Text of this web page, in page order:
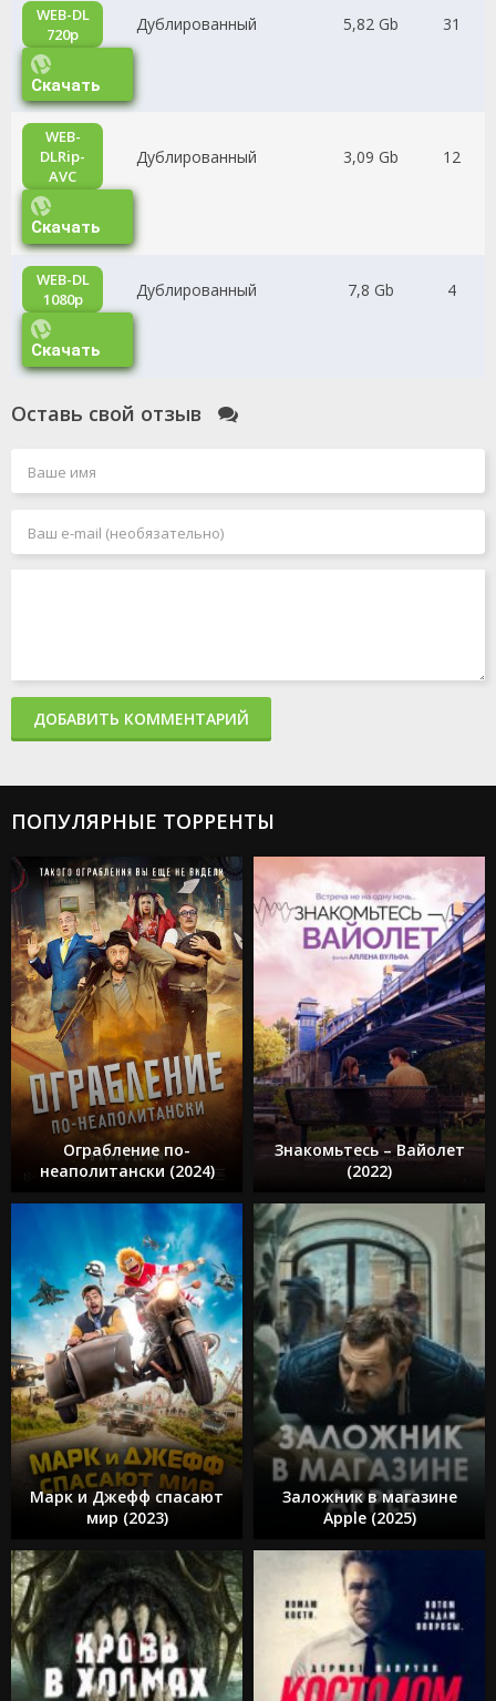
WEB-DL
720p
Дублированный 5,82 Gb 31
Скачать
WEB-
DLRip-
AVC
Дублированный 3,09 Gb 12
Скачать
WEB-DL
1080p
Дублированный 7,8 Gb 4
Скачать
Оставь свой отзыв
ДОБАВИТЬ КОММЕНТАРИЙ
ПОПУЛЯРНЫЕ ТОРРЕНТЫ
Ограбление по-
неаполитански (2024)
Знакомьтесь – Вайолет
(2022)
Марк и Джефф спасают
мир (2023)
Заложник в магазине
Apple (2025)